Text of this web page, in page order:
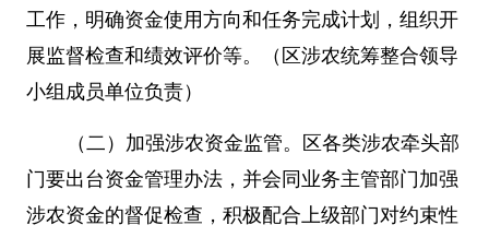
工作，明确资金使用方向和任务完成计划，组织开
展监督检查和绩效评价等。（区涉农统筹整合领导
小组成员单位负责）
（二）加强涉农资金监管。区各类涉农牵头部
门要出台资金管理办法，并会同业务主管部门加强
涉农资金的督促检查，积极配合上级部门对约束性